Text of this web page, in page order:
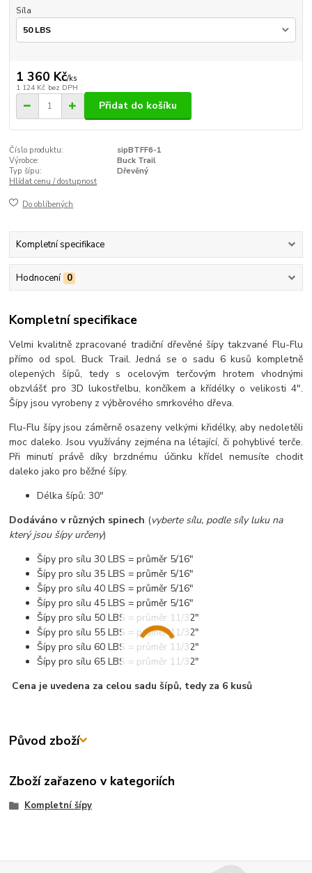
Síla
1 360 Kč/ks
1 124 Kč bez DPH
Přidat do košíku
Číslo produktu:
sipBTFF6-1
Výrobce:
Buck Trail
Typ šípu:
Dřevěný
Hlídat cenu / dostupnost
Do oblíbených
Kompletní specifikace
Hodnocení 0
Kompletní specifikace
Velmi kvalitně zpracované tradiční dřevěné šípy takzvané Flu-Flu
přímo od spol. Buck Trail. Jedná se o sadu 6 kusů kompletně
olepených šípů, tedy s ocelovým terčovým hrotem vhodnými
obzvlášť pro 3D lukostřelbu, končíkem a křídélky o velikosti 4".
Šípy jsou vyrobeny z výběrového smrkového dřeva.
Flu-Flu šípy jsou záměrně osazeny velkými křidélky, aby nedoletěli
moc daleko. Jsou využívány zejména na létající, či pohyblivé terče.
Při minutí právě díky brzdnému účinku křídel nemusíte chodit
daleko jako pro běžné šípy.
Délka šípů: 30"
Dodáváno v různých spinech (vyberte sílu, podle síly luku na
který jsou šípy určeny)
Šípy pro sílu 30 LBS = průměr 5/16"
Šípy pro sílu 35 LBS = průměr 5/16"
Šípy pro sílu 40 LBS = průměr 5/16"
Šípy pro sílu 45 LBS = průměr 5/16"
Šípy pro sílu 50 LBS = průměr 11/32"
Šípy pro sílu 55 LBS = průměr 11/32"
Šípy pro sílu 60 LBS = průměr 11/32"
Šípy pro sílu 65 LBS = průměr 11/32"
Cena je uvedena za celou sadu šípů, tedy za 6 kusů
Původ zboží
Zboží zařazeno v kategoriích
Kompletní šípy